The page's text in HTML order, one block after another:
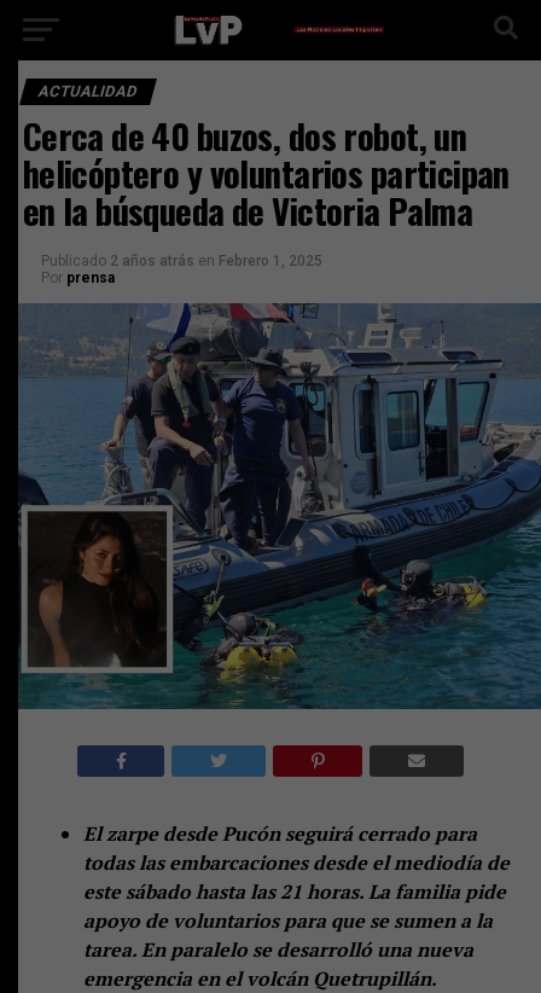
ACTUALIDAD
Cerca de 40 buzos, dos robot, un
helicóptero y voluntarios participan
en la búsqueda de Victoria Palma
Publicado 2 años atrás en Febrero 1, 2025
Por prensa
El zarpe desde Pucón seguirá cerrado para
todas las embarcaciones desde el mediodía de
este sábado hasta las 21 horas. La familia pide
apoyo de voluntarios para que se sumen a la
tarea. En paralelo se desarrolló una nueva
emergencia en el volcán Quetrupillán.